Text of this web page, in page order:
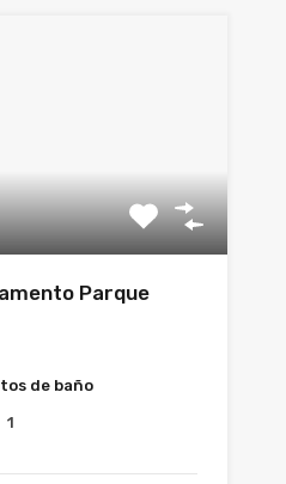
Parque
de baño
1